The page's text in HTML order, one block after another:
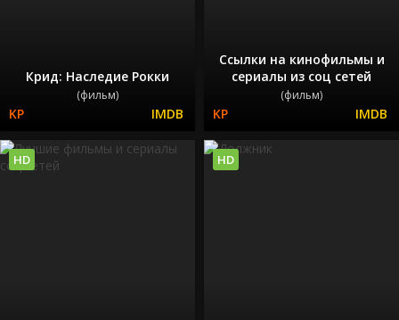
Крид: Наследие Рокки
(фильм)
Ссылки на кинофильмы и
сериалы из соц сетей
(фильм)
HD HD